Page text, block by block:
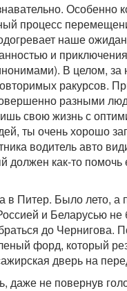
Особенно
процесс
наше
и
В целом,
ракурсов.
разными
свою жизнь с
ты очень хорошо
водитель авто
как-то помочь
в Питер. Было лето, а
и Беларусью не
до Чернигова.
форд, который
дверь на
не повернув